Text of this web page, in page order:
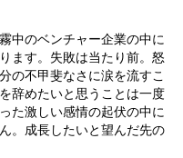
中のベンチャー企業の中に
ます。失敗は当たり前。怒
の不甲斐なさに涙を流すこ
辞めたいと思うことは一度
た激しい感情の起伏の中に
。成長したいと望んだ先の